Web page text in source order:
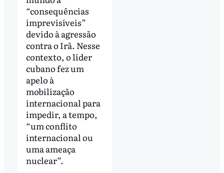
“consequências
imprevisíveis”
devido à agressão
contra o Irã. Nesse
contexto, o líder
cubano fez um
apelo à
mobilização
internacional para
impedir, a tempo,
“um conflito
internacional ou
uma ameaça
nuclear”.